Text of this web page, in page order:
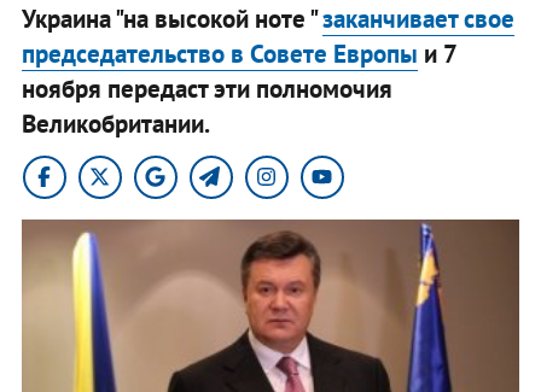
Украина "на высокой ноте "заканчивает свое
председательство в Совете Европы и 7
ноября передаст эти полномочия
Великобритании.